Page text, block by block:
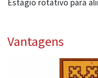
Estágio rotativo para
Vantagens